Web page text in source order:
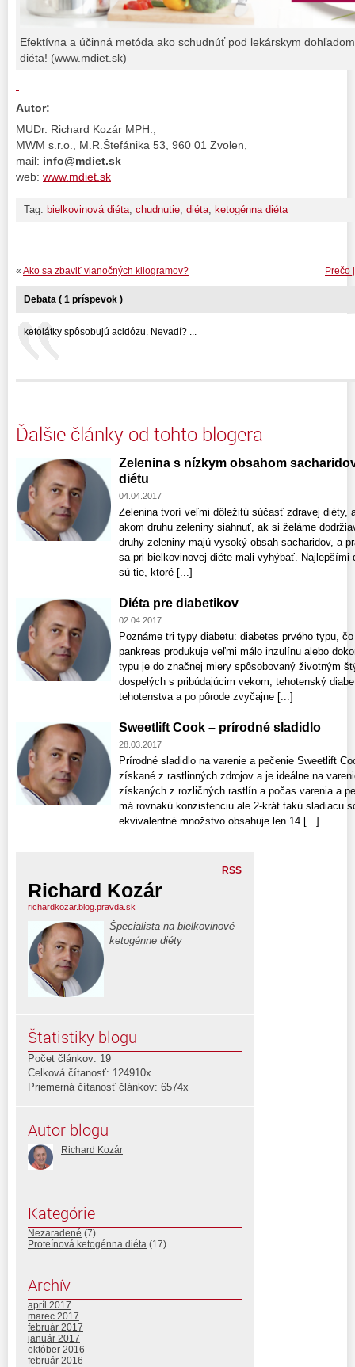
Efektívna a účinná metóda ako schudnúť pod lekárskym
diéta! (www.mdiet.sk)
Autor:
MUDr. Richard Kozár MPH.,
MWM s.r.o., M.R.Štefánika 53, 960 01 Zvolen,
mail: info@mdiet.sk
web: www.mdiet.sk
Tag: bielkovinová diéta chudnutie diéta ketogénna diéta
Prečo
« Ako sa zbaviť vianočných kilogramov?
Debata ( 1 príspevok )
ketolátky spôsobujú acidózu. Nevadí? ...
Ďalšie články od tohto blogera
Zelenina s nízkym obsahom
diétu
04.04.2017
Zelenina tvorí veľmi dôležitú súčasť zdravej diéty,
akom druhu zeleniny siahnuť, ak si želáme
druhy zeleniny majú vysoký obsah sacharidov, a
sa pri bielkovinovej diéte mali vyhýbať. Najlepšími
sú tie, ktoré [...]
Diéta pre diabetikov
02.04.2017
Poznáme tri typy diabetu: diabetes prvého typu,
pankreas produkuje veľmi málo inzulínu alebo
typu je do značnej miery spôsobovaný životným
dospelých s pribúdajúcim vekom, tehotenský
tehotenstva a po pôrode zvyčajne [...]
Sweetlift Cook – prírodné sladidlo
28.03.2017
Prírodné sladidlo na varenie a pečenie Sweetlift
získané z rastlinných zdrojov a je ideálne na
získaných z rozličných rastlín a počas varenia a
má rovnakú konzistenciu ale 2-krát takú sladiacu
ekvivalentné množstvo obsahuje len 14 [...]
RSS
Richard Kozár
richardkozar.blog.pravda.sk
Špecialista na bielkovinové
ketogénne diéty
Štatistiky blogu
Počet článkov: 19
Celková čítanosť: 124910x
Priemerná čítanosť článkov: 6574x
Autor blogu
Richard Kozár
Kategórie
Nezaradené (7)
Proteínová ketogénna diéta (17)
Archív
apríl 2017
marec 2017
február 2017
január 2017
október 2016
február 2016